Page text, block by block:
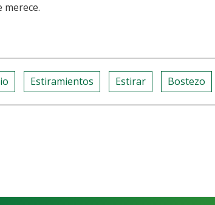
merece.
Estiramientos Estirar Bostezo